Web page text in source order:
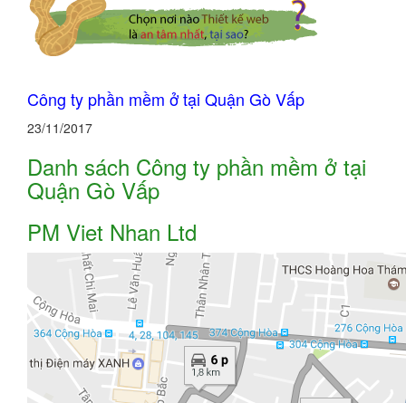
Công ty phần mềm ở tại Quận Gò Vấp
23/11/2017
Danh sách Công ty phần mềm ở tại
Quận Gò Vấp
PM Viet Nhan Ltd